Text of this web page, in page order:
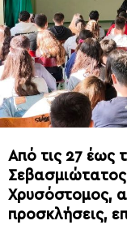
Από τις 27 έως
Χρυσόστομος,
προσκλήσεις,